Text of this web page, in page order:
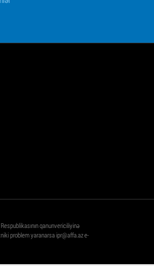
qanunvericiliyinə
problem yaranarsaipr@affa.aze-